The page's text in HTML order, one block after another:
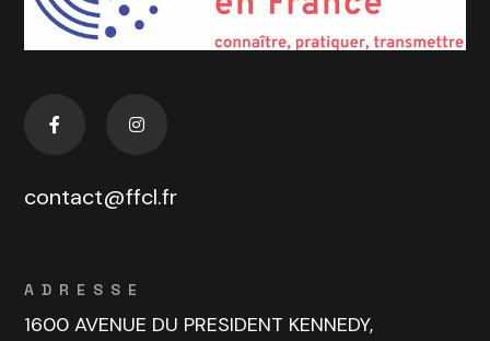
contact@ffcl.fr
ADRESSE
1600 AVENUE DU PRESIDENT KENNEDY,